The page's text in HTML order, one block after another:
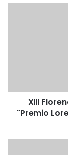
e
XIII
"Premio